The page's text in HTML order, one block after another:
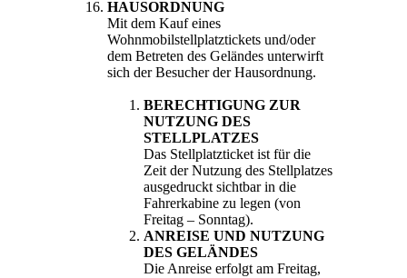
HAUSORDNUNG
Mit dem Kauf eines
Wohnmobilstellplatztickets und/oder
dem Betreten des Geländes unterwirft
sich der Besucher der Hausordnung.
BERECHTIGUNG ZUR
NUTZUNG DES
STELLPLATZES
Das Stellplatzticket ist für die
Zeit der Nutzung des Stellplatzes
ausgedruckt sichtbar in die
Fahrerkabine zu legen (von
Freitag – Sonntag).
ANREISE UND NUTZUNG
DES GELÄNDES
Die Anreise erfolgt am Freitag,